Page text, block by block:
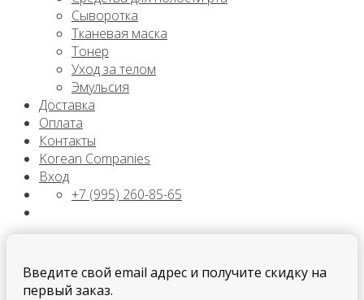
Сыворотка
Тканевая маска
Тонер
Уход за телом
Эмульсия
Доставка
Оплата
Контакты
Korean Companies
Вход
+7 (995) 260-85-65
Введите свой email адрес и получите скидку на
первый заказ.